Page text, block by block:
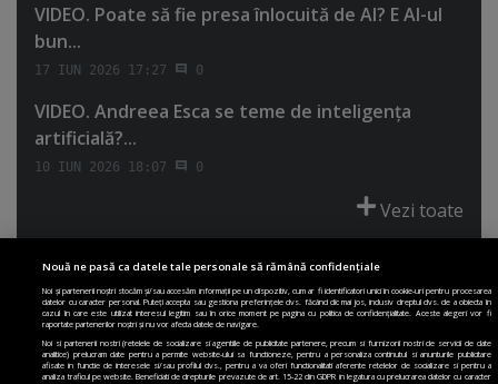
VIDEO. Poate să fie presa înlocuită de AI? E AI-ul
bun...
17 IUN 2026 17:27 0
VIDEO. Andreea Esca se teme de inteligenţa
artificială?...
10 IUN 2026 18:07 0
Vezi toate
PRIMA PAGINĂ
POLITICA DE COLECTARE ACORD COOKIE
POLITICA DE CONFIDENȚIALITATE
DESPRE SITE
ECHIPA
DESPRE MINE
JOBURI CONTACT
ARHIVA
Nouă ne pasă ca datele tale personale să rămână confidențiale
Noi și partenerii noștri stocăm și/sau accesăm informații pe un dispozitiv, cum ar fi identificatori unici în cookie-uri pentru procesarea
datelor cu caracter personal. Puteți accepta sau gestiona preferințele dvs. făcând clic mai jos, inclusiv dreptul dvs. de a obiecta în
cazul în care este utilizat interesul legitim sau în orice moment pe pagina cu politica de confidențialitate. Aceste alegeri vor fi
raportate partenerilor noștri și nu vor afecta datele de navigare.
Noi si partenerii nostri (retelele de socializare si agentiile de publicitate partenere, precum si furnizorii nostri de servicii de date
analitice) prelucram date pentru a permite website-ului sa functioneze, pentru a personaliza continutul si anunturile publicitare
afisate in functie de interesele si/sau profilul dvs., pentru a va oferi functionalitati aferente retelelor de socializare si pentru a
analiza traficul pe website. Beneficiati de drepturile prevazute de art. 15-22 din GDPR in legatura cu prelucrarea datelor cu caracter